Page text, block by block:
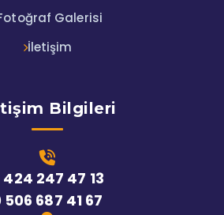
Galerisi
İletişim
Bilgileri
424 247 47 13
506 687 41 67